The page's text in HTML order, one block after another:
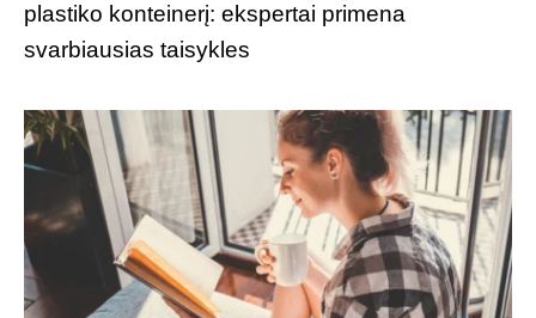
plastiko konteinerį: ekspertai primena
svarbiausias taisykles